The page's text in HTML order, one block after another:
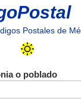
Postales de
o poblado